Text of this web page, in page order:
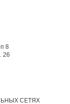
8
26
СЕТЯХ